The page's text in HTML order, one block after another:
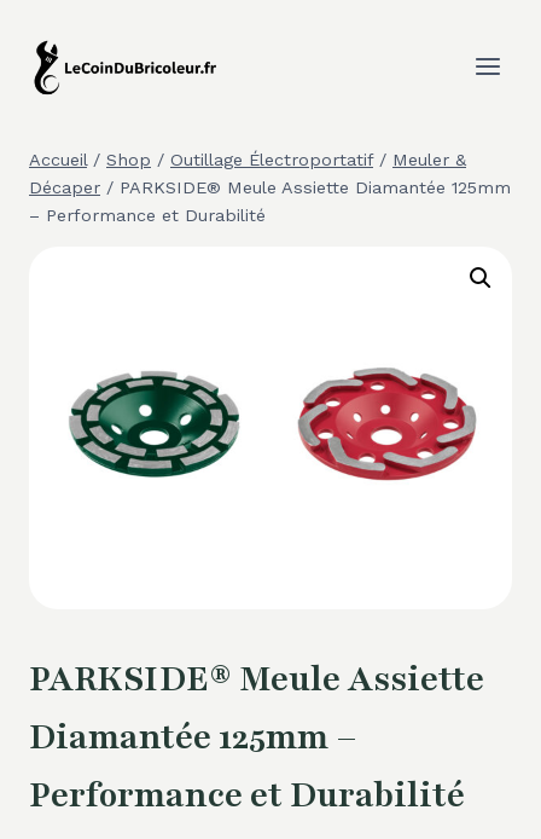
contenu
Accueil / Shop / Outillage Électroportatif / Meuler &
Décaper / PARKSIDE® Meule Assiette Diamantée 125mm
– Performance et Durabilité
PARKSIDE® Meule Assiette
Diamantée 125mm –
Performance et Durabilité